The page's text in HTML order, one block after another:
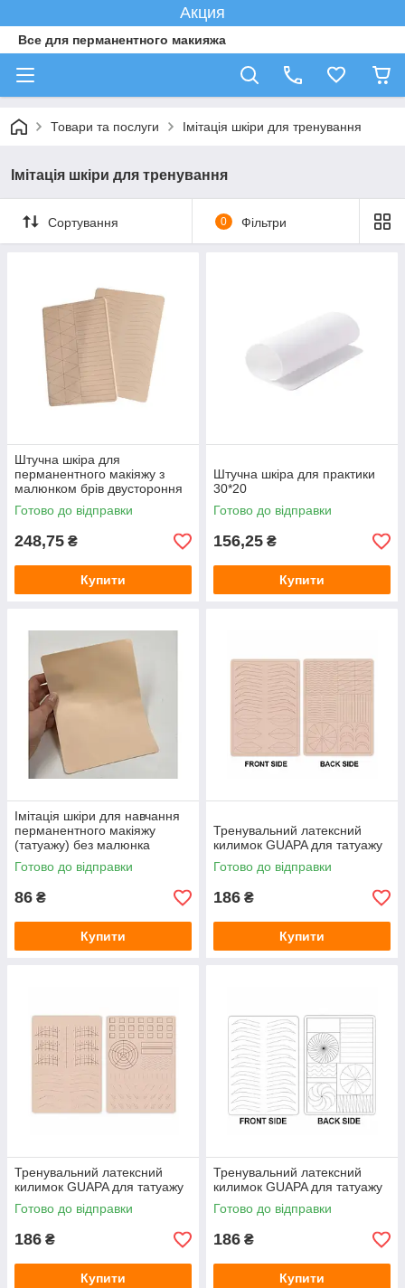
Акция
Все для перманентного макияжа
Товари та послуги Імітація шкіри для тренування
Імітація шкіри для тренування
Сортування 0 Фільтри
Штучна шкіра для
перманентного макіяжу з
малюнком брів двустороння
Готово до відправки
248,75 ₴
Купити
Штучна шкіра для практики
30*20
Готово до відправки
156,25 ₴
Купити
Імітація шкіри для навчання
перманентного макіяжу
(татуажу) без малюнка
Готово до відправки
86 ₴
Купити
Тренувальний латексний
килимок GUAPA для татуажу
Готово до відправки
186 ₴
Купити
Тренувальний латексний
килимок GUAPA для татуажу
Готово до відправки
186 ₴
Купити
Тренувальний латексний
килимок GUAPA для татуажу
Готово до відправки
186 ₴
Купити